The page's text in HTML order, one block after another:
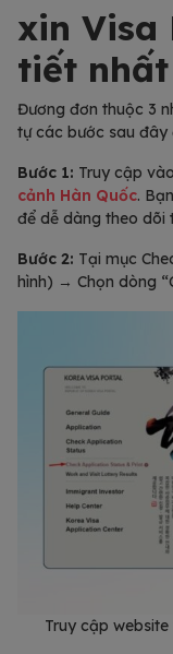
xin Visa
tiết nhất
Đương đơn thuộc 3
tự các bước sau đây
Bước 1: Truy cập
cảnh Hàn Quốc.
để dễ dàng theo dõi
Bước 2: Tại mục
hình) → Chọn dòng
Truy cập